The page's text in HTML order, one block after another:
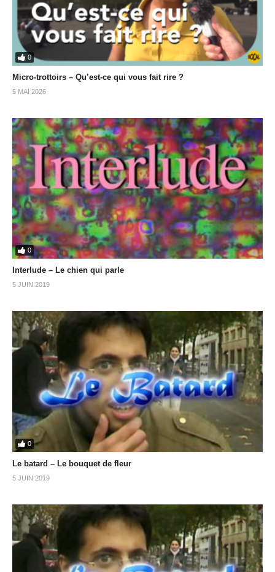
0
Micro-trottoirs – Qu’est-ce qui vous fait rire ?
5 MAI 2026
0
Interlude – Le chien qui parle
5 JUIN 2019
0
Le batard – Le bouquet de fleur
5 JUIN 2019